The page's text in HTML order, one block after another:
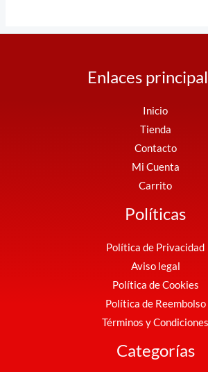
Enlaces
Inicio
Tienda
Contacto
Mi Cuenta
Carrito
Políticas
Política de Privacidad
Aviso legal
Política de Cookies
Política de Reembolso
Términos y Condiciones
Categorías